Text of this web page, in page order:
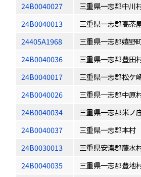
24B0040027
三重県一志郡中川
24B0040013
三重県一志郡高茶
24405A1968
三重県一志郡嬉野
24B0040036
三重県一志郡豊田
24B0040017
三重県一志郡松ケ
24B0040026
三重県一志郡中原
24B0040034
三重県一志郡米ノ
24B0040037
三重県一志郡本村
24B0030013
三重県安濃郡藤水
24B0040035
三重県一志郡豊地